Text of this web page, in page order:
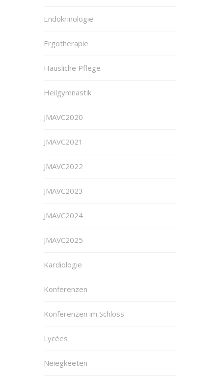
Endokrinologie
Ergotherapie
Häusliche Pflege
Heilgymnastik
JMAVC2020
JMAVC2021
JMAVC2022
JMAVC2023
JMAVC2024
JMAVC2025
Kardiologie
Konferenzen
Konferenzen im Schloss
Lycées
Neiegkeeten